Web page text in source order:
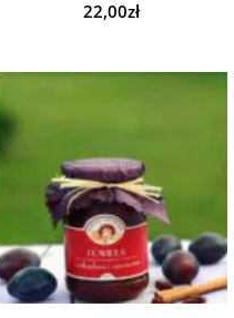
22,00zł